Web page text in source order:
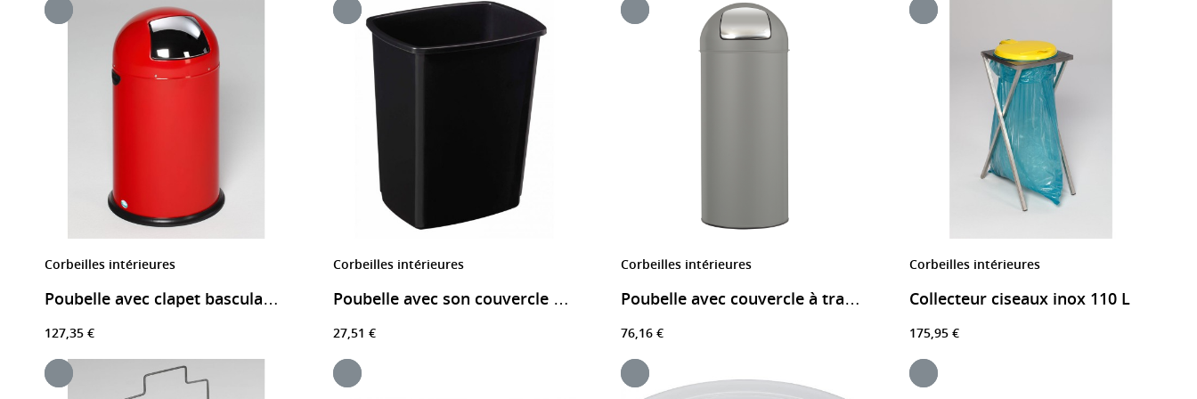
Corbeilles intérieures
Poubelle avec clapet basculant 22L/33L/40L/52L
127,35 €
Corbeilles intérieures
Poubelle avec son couvercle basculant noir
27,51 €
Corbeilles intérieures
Poubelle avec couvercle à trappe en acier 45 litres
76,16 €
Corbeilles intérieures
Collecteur ciseaux inox 110 L
175,95 €